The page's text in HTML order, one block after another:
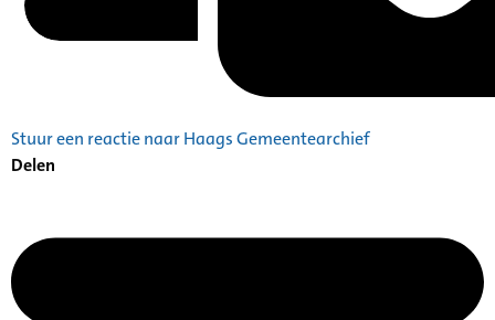
Stuur een reactie naar Haags Gemeentearchief
Delen